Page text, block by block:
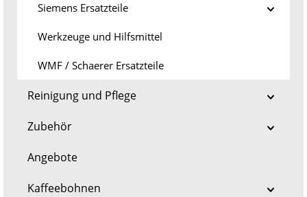
Siemens Ersatzteile
Werkzeuge und Hilfsmittel
WMF / Schaerer Ersatzteile
Reinigung und Pflege
Zubehör
Angebote
Kaffeebohnen